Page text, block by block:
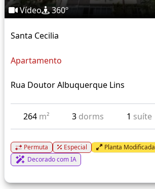
Vídeo 360º
Santa Cecilia
Apartamento
Rua Doutor Albuquerque Lins
264 m² 3 dorms 1 suíte
Permuta Especial
Planta Modificada
Decorado com IA